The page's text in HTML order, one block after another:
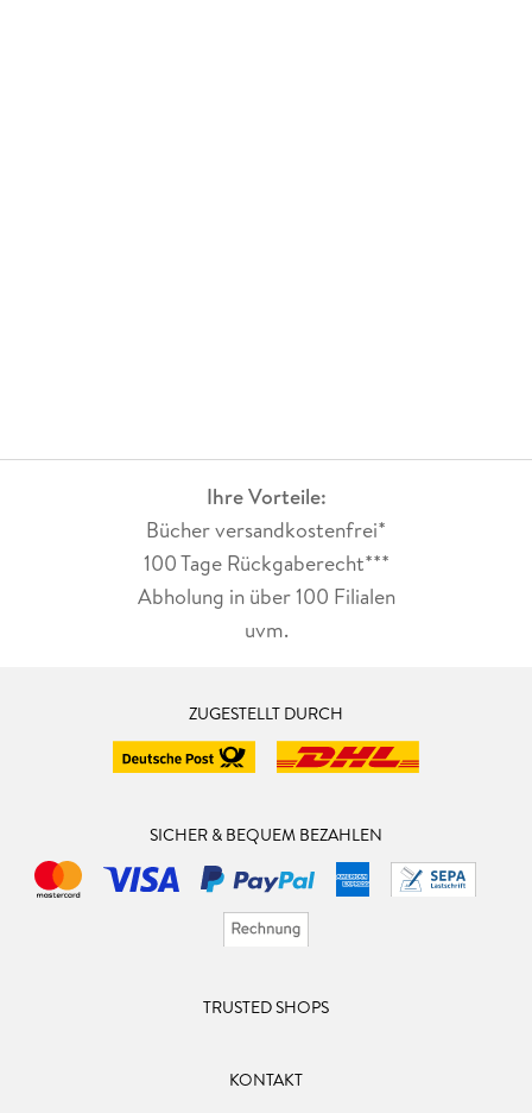
Ihre Vorteile:
Bücher versandkostenfrei*
100 Tage Rückgaberecht***
Abholung in über 100 Filialen
uvm.
ZUGESTELLT DURCH
SICHER & BEQUEM BEZAHLEN
TRUSTED SHOPS
KONTAKT